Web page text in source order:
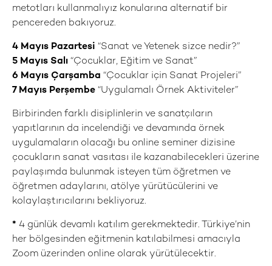
metotları kullanmalıyız konularına alternatif bir
pencereden bakıyoruz.
4 Mayıs Pazartesi “Sanat ve Yetenek sizce nedir?”
5 Mayıs Salı “Çocuklar, Eğitim ve Sanat”
6 Mayıs Çarşamba “Çocuklar için Sanat Projeleri”
7 Mayıs Perşembe “Uygulamalı Örnek Aktiviteler”
Birbirinden farklı disiplinlerin ve sanatçıların
yapıtlarının da incelendiği ve devamında örnek
uygulamaların olacağı bu online seminer dizisine
çocukların sanat vasıtası ile kazanabilecekleri üzerine
paylaşımda bulunmak isteyen tüm öğretmen ve
öğretmen adaylarını, atölye yürütücülerini ve
kolaylaştırıcılarını bekliyoruz.
* 4 günlük devamlı katılım gerekmektedir. Türkiye’nin
her bölgesinden eğitmenin katılabilmesi amacıyla
Zoom üzerinden online olarak yürütülecektir.